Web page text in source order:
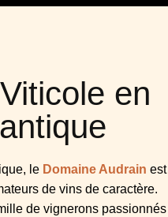
en
le Domaine Audrain est
de vins de caractère.
de vignerons passionnés